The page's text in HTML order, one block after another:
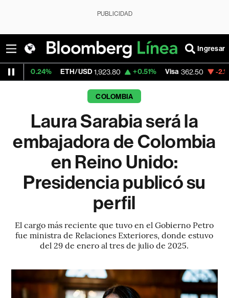
PUBLICIDAD
Ingresar
ETH/USD 1,923.80 +0.51% Visa 362.50 -2.15%
COLOMBIA
Laura Sarabia será la
embajadora de Colombia
en Reino Unido:
Presidencia publicó su
perfil
El cargo más reciente que tuvo en el Gobierno Petro
fue ministra de Relaciones Exteriores, donde estuvo
del 29 de enero al tres de julio de 2025.